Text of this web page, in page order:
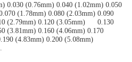
0.030 (0.76mm) 0.040 (1.02mm) 0.050
(1.78mm) 0.080 (2.03mm) 0.090
(2.79mm) 0.120 (3.05mm) 0.130
(3.81mm) 0.160 (4.06mm) 0.170
(4.83mm) 0.200 (5.08mm)